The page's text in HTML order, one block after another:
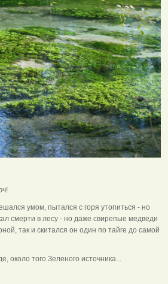
умом, пытался с горя утопиться - но
смерти в лесу - но даже свирепые медведи
так и скитался он один по тайге до самой
около того Зеленого источника...